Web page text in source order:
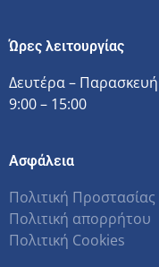
Ώρες λειτουργίας
Δευτέρα – Παρασκευή
9:00 – 15:00
Ασφάλεια
Πολιτική
Πολιτική απορρήτου
Πολιτική Cookies